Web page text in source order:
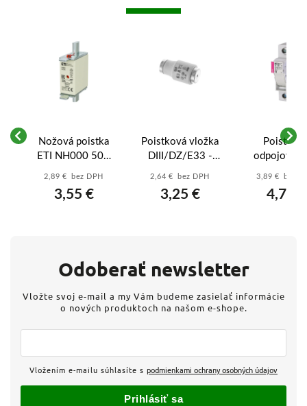
Nožová poistka
ETI NH000 50A
gG 500V (NV00C)
(004181211)
2,89 € bez DPH
3,55 €
Poistková vložka
DIII/DZ/E33 -
63A - rýchla -
2,64 € bez DPH
3,25 €
odpojovač
EFD 10 1-
poistky
3,89 € bez
4,78 €
Odoberať newsletter
Vložte svoj e-mail a my Vám budeme zasielať informácie
o nových produktoch na našom e-shope.
Vložením e-mailu súhlasíte s podmienkami ochrany osobných údajov
Prihlásiť sa